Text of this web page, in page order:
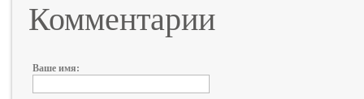
Комментарии
Ваше имя: